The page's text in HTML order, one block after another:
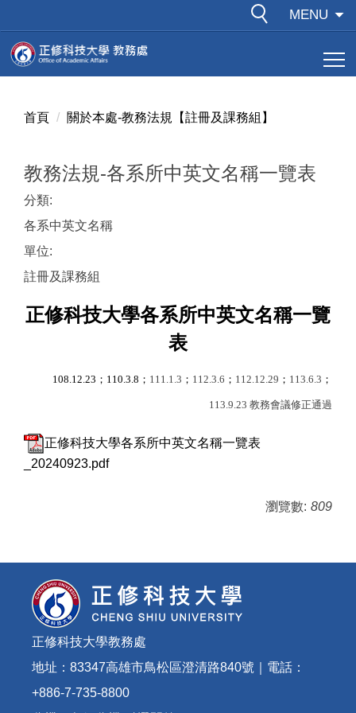
到
主
要
MENU
首頁 關於本處-教務法規【註冊及課務組】
教務法規-各系所中英文名稱一覽表
分類:
各系中英文名稱
單位:
註冊及課務組
正修科技大學各系所中英文名稱一覽
表
108.12.23 ； 110.3.8 ； 111.1.3 ； 112.3.6 ； 112.12.29 ； 113.6.3 ；
113.9.23 教務會議修正通過
正修科技大學各系所中英文名稱一覽表
_20240923.pdf
瀏覽數: 809
正修科技大學教務處
地址：83347高雄市鳥松區澄清路840號｜電話：
+886-7-735-8800